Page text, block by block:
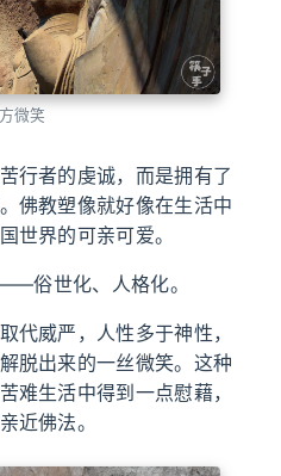
微笑
行者的虔诚，而是拥有了
佛教塑像就好像在生活中
世界的可亲可爱。
俗世化、人格化。
代威严，人性多于神性，
脱出来的一丝微笑。这种
难生活中得到一点慰藉，
近佛法。